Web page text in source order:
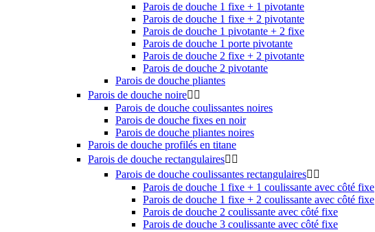
Parois de douche 1 fixe + 1 pivotante
Parois de douche 1 fixe + 2 pivotante
Parois de douche 1 pivotante + 2 fixe
Parois de douche 1 porte pivotante
Parois de douche 2 fixe + 2 pivotante
Parois de douche 2 pivotante
Parois de douche pliantes
Parois de douche noire 
Parois de douche coulissantes noires
Parois de douche fixes en noir
Parois de douche pliantes noires
Parois de douche profilés en titane
Parois de douche rectangulaires 
Parois de douche coulissantes rectangulaires 
Parois de douche 1 fixe + 1 coulissante avec côté fixe
Parois de douche 1 fixe + 2 coulissante avec côté fixe
Parois de douche 2 coulissante avec côté fixe
Parois de douche 3 coulissante avec côté fixe